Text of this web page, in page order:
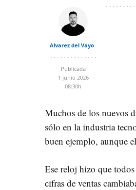
Alvarez del Vayo
Publicada
1 junio 2026
08:30h
Muchos de los nuevos
sólo en la industria
buen ejemplo, aunque el
Ese reloj hizo que
cifras de ventas